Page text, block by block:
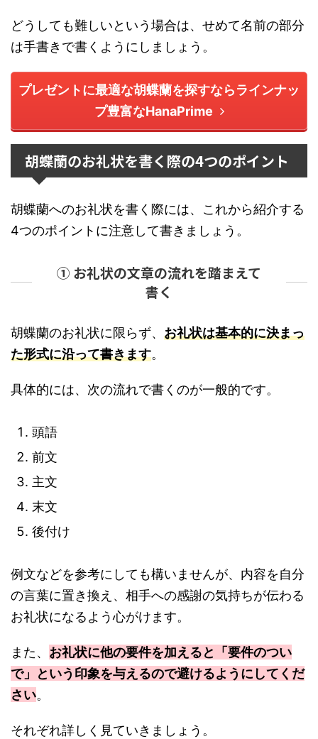
どうしても難しいという場合は、せめて名前の部分
は手書きで書くようにしましょう。
プレゼントに最適な胡蝶蘭を探すならラインナッ
プ豊富なHanaPrime
胡蝶蘭のお礼状を書く際の4つのポイント
胡蝶蘭へのお礼状を書く際には、これから紹介する
4つのポイントに注意して書きましょう。
① お礼状の文章の流れを踏まえて
書く
胡蝶蘭のお礼状に限らず、 お礼状は基本的に決まっ
た形式に沿って書きます。
具体的には、次の流れで書くのが一般的です。
頭語
前文
主文
末文
後付け
例文などを参考にしても構いませんが、内容を自分
の言葉に置き換え、相手への感謝の気持ちが伝わる
お礼状になるよう心がけます。
また、 お礼状に他の要件を加えると「要件のつい
で」という印象を与えるので避けるようにしてくだ
さい。
それぞれ詳しく見ていきましょう。